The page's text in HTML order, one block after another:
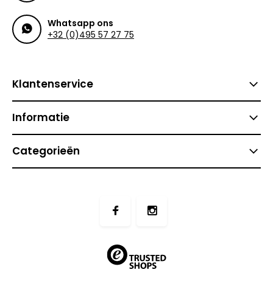
Whatsapp ons
+32 (0)495 57 27 75
Klantenservice
Informatie
Categorieën